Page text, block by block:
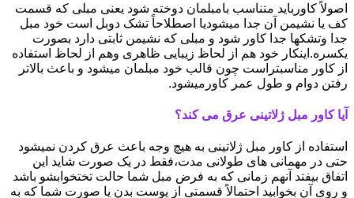
اصولاً کاورباید متناسب بامبلمان دوخته شود یعنی مبلی که قسمت
کف یا نشیمن آن جدا میشودیا اصطلاحاً تشک دوبل است خود مبل
جدا وتشکها جدا کاور شود و مبلی که نشیمن ثابتی دارد بصورت
یکسره.اینکار خود هم از لحاظ زیبایی ظاهری وهم از لحاظ استفاده
از کاور مناسبتراست چون قالب خود مبلمان میشود و باعث بالاتر
رفتن دوام و طول عمر کاورمیشود.
آیا کاور مبل ژلاتینی عرق می کند؟
استفاده از کاور مبل ژلاتینی به هیچ وجه باعث عرق کردن نمیشود
حتی در مهمانی های طولانی مدت،فقط در یک صورت شاید این
اتفاق بیفتد آنهم زمانی که به فرض مبل شما حالت تختخوابشو باشد
و روی آن بخوابید احتمالاً قسمتی از پوست بدن یا صورت شما که به